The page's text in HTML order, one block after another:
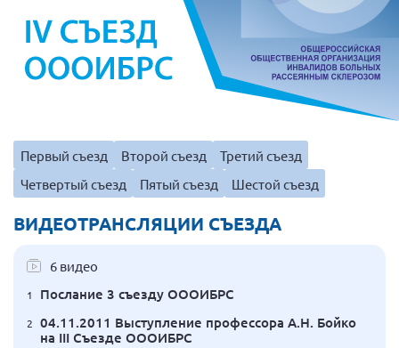
Президент Власов Я.В.
Генеральный директор Матвиевская О.В.
Вице-президент Зрячева Н.В.
Вице-президент Шишлянников Ф.В.
Информационная служба
Вице-президент Чернова А.В.
Первый съезд Второй съезд
Третий съезд
Четвертый съезд
Пятый съезд Шестой съезд
ВИДЕОТРАНСЛЯЦИИ СЪЕЗДА
6 видео
1 Послание 3 съезду ОООИБРС
2 04.11.2011 Выступление профессора А.Н. Бойко
на III Съезде ОООИБРС